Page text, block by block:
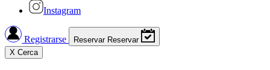
Instagram
Registrarse Reservar Reservar
X Cerca